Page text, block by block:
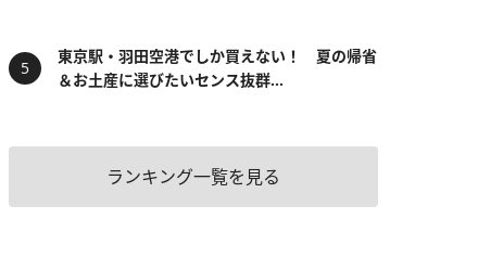
東京駅・羽田空港でしか買えない！ 夏の帰省
＆お土産に選びたいセンス抜群...
ランキング一覧を見る